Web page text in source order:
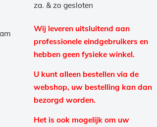
za. & zo gesloten
Wij leveren uitsluitend aan
professionele eindgebruikers en
hebben geen fysieke winkel.
U kunt alleen bestellen via de
webshop, uw bestelling kan dan
bezorgd worden.
Het is ook mogelijk om uw